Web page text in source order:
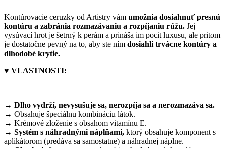
Kontúrovacie ceruzky od Artistry vám umožnia dosiahnuť presnú
kontúru a zabránia rozmazávaniu a rozpíjaniu rúžu. Jej
vysúvací hrot je šetrný k perám a prináša im pocit luxusu, ale pritom
je dostatočne pevný na to, aby ste ním dosiahli trvácne kontúry a
dlhodobé krytie.
♥ VLASTNOSTI:
→ Dlho vydrží, nevysušuje sa, nerozpíja sa a nerozmazáva sa.
→ Obsahuje špeciálnu kombináciu látok.
→ Krémové zloženie s obsahom vitamínu E.
→ Systém s náhradnými náplňami, ktorý obsahuje komponent s
aplikátorom (predáva sa samostatne) a náhradnej náplne.